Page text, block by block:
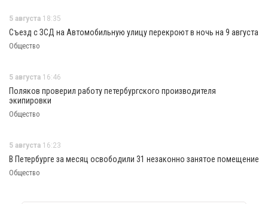
5 августа 18:35
Съезд с ЗСД на Автомобильную улицу перекроют в ночь на 9 августа
Общество
5 августа 16:46
Поляков проверил работу петербургского производителя
экипировки
Общество
5 августа 16:23
В Петербурге за месяц освободили 31 незаконно занятое помещение
Общество